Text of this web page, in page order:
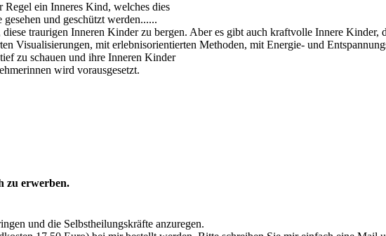
Regel ein Inneres Kind, welches dies
und geschützt werden......
traurigen Inneren Kinder zu bergen. Aber es gibt auch kraftvolle Innere Kinder,
Visualisierungen, mit erlebnisorientierten Methoden, mit Energie- und
zu schauen und ihre Inneren Kinder
wird vorausgesetzt.
zu erwerben.
und die Selbstheilungskräfte anzuregen.